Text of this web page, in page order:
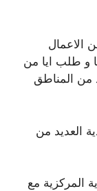
الاعمال
و طلب ايا من
من المناطق
العديد من
المركزية مع